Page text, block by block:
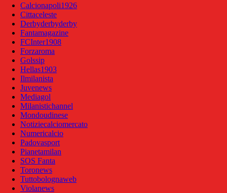
Calcionapoli1926
Cittaceleste
Derbyderbyderby
Fantamagazine
FCInter1908
Forzaroma
Golssip
Hellas1903
Ilmilanista
Juvenews
Mediagol
Milanistichannel
Mondoudinese
Notiziecalciomercato
Numericalcio
Padovasport
Pianetamilan
SOS Fanta
Toronews
Tuttobolognaweb
Violanews